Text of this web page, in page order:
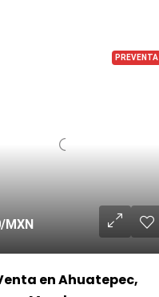
PREVENTA
/MXN
en Ahuatepec,